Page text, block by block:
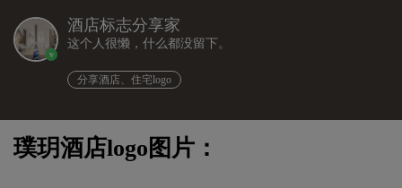
v
酒店标志分享家
这个人很懒，什么都没留下。
分享酒店、住宅logo
璞玥酒店logo图片：